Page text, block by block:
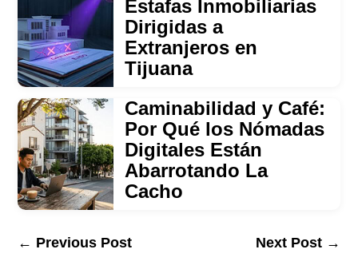
Estafas Inmobiliarias
Dirigidas a
Extranjeros en
Tijuana
Caminabilidad y Café:
Por Qué los Nómadas
Digitales Están
Abarrotando La
Cacho
← Previous Post Next Post→